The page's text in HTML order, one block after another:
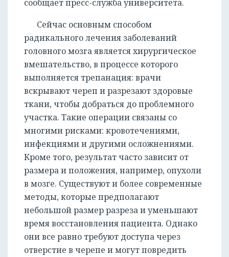
сообщает пресс-служба университета.
Сейчас основным способом
радикального лечения заболеваний
головного мозга является хирургическое
вмешательство, в процессе которого
выполняется трепанация: врачи
вскрывают череп и разрезают здоровые
ткани, чтобы добраться до проблемного
участка. Такие операции связаны со
многими рисками: кровотечениями,
инфекциями и другими осложнениями.
Кроме того, результат часто зависит от
размера и положения, например, опухоли
в мозге. Существуют и более современные
методы, которые предполагают
небольшой размер разреза и уменьшают
время восстановления пациента. Однако
они все равно требуют доступа через
отверстие в черепе и могут повредить